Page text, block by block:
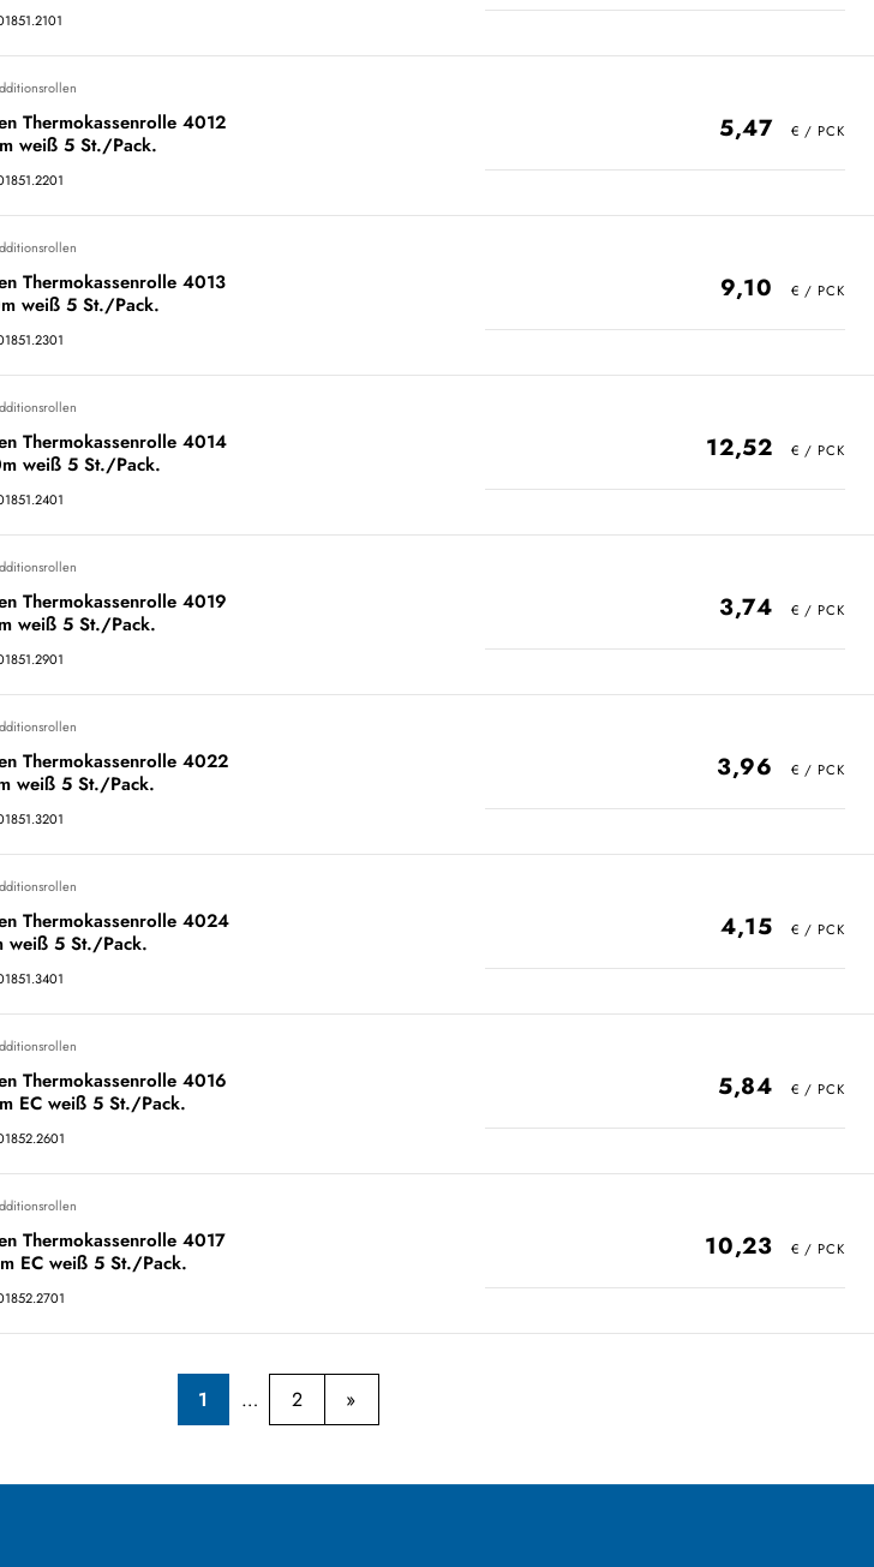
Thermokassenrolle 4012
weiß 5 St./Pack.
5,47
Thermokassenrolle 4013
weiß 5 St./Pack.
9,10
Thermokassenrolle 4014
weiß 5 St./Pack.
12,52
Thermokassenrolle 4019
weiß 5 St./Pack.
3,74
Thermokassenrolle 4022
weiß 5 St./Pack.
3,96
Thermokassenrolle 4024
weiß 5 St./Pack.
4,15
Thermokassenrolle 4016
EC weiß 5 St./Pack.
5,84
Thermokassenrolle 4017
EC weiß 5 St./Pack.
10,23
1 2